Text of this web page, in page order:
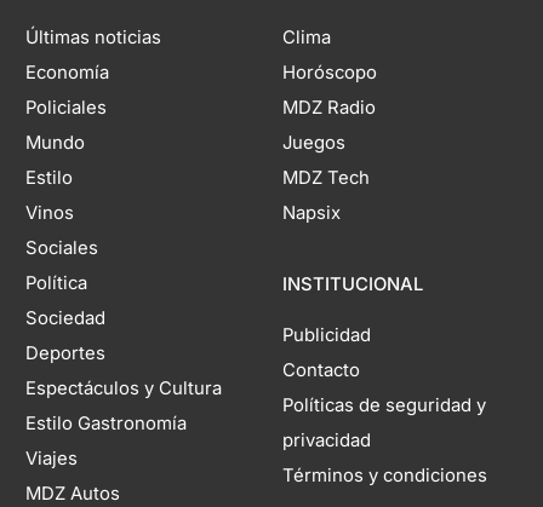
Últimas noticias
Economía
Policiales
Mundo
Estilo
Vinos
Sociales
Política
Sociedad
Deportes
Espectáculos y Cultura
Estilo Gastronomía
Viajes
MDZ Autos
Clima
Horóscopo
MDZ Radio
Juegos
MDZ Tech
Napsix
INSTITUCIONAL
Publicidad
Contacto
Políticas de seguridad y
privacidad
Términos y condiciones